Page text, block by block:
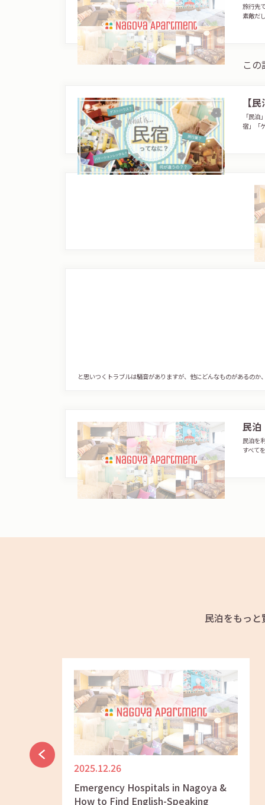
旅行先
素敵だ
こ
【
「民
宿」「
と思いつくトラブルは騒音がありますが、他にどんなものがあるの
民泊
民泊を
すべて
民泊をもっ
2025.12.26
Emergency Hospitals in Nagoya &
How to Find English-Speaking